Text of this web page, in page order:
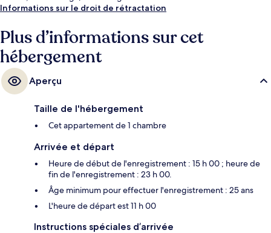
Informations sur le droit de rétractation
Plus d’informations sur cet
hébergement
Aperçu
Taille de l'hébergement
Cet appartement de 1 chambre
Arrivée et départ
Heure de début de l'enregistrement : 15 h 00 ; heure de
fin de l'enregistrement : 23 h 00.
Âge minimum pour effectuer l'enregistrement : 25 ans
L'heure de départ est 11 h 00
Instructions spéciales d’arrivée